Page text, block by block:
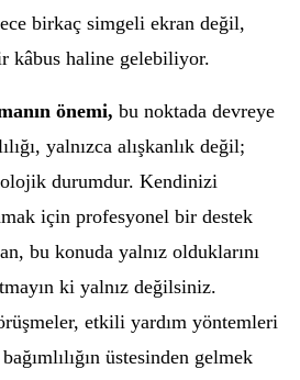
birkaç simgeli ekran değil,
kâbus haline gelebiliyor.
önemi, bu noktada devreye
yalnızca alışkanlık değil;
durumdur. Kendinizi
için profesyonel bir destek
bu konuda yalnız olduklarını
ki yalnız değilsiniz.
etkili yardım yöntemleri
üstesinden gelmek